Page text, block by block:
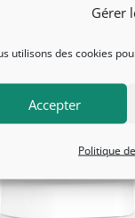
Gérer
utilisons des cookies
Accepter
Politique